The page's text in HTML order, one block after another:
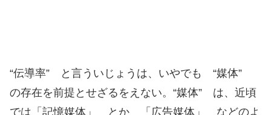
“伝導率” と言ういじょうは、いやでも “媒体”
の存在を前提とせざるをえない。“媒体” は、近頃
では「記憶媒体」 とか 「広告媒体」 などのよ